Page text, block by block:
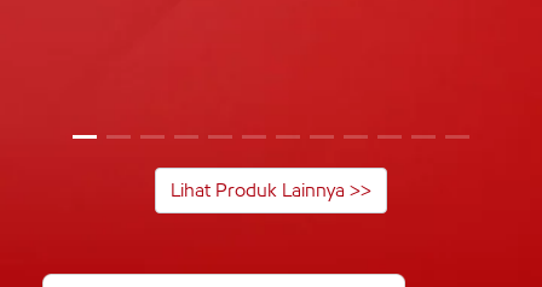
Lihat Produk Lainnya >>